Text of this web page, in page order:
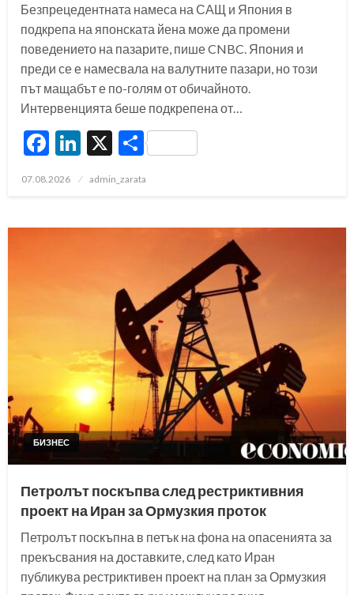
Безпрецедентната намеса на САЩ и Япония в
подкрепа на японската йена може да промени
поведението на пазарите, пише CNBC. Япония и
преди се е намесвала на валутните пазари, но този
път мащабът е по-голям от обичайното.
Интервенцията беше подкрепена от…
Facebook
LinkedIn
X Share
Posted
07.08.2026 admin_zarata
БИЗНЕС
Петролът поскъпва след рестриктивния
проект на Иран за Ормузкия проток
Петролът поскъпна в петък на фона на опасенията за
прекъсвания на доставките, след като Иран
публикува рестриктивен проект на план за Ормузкия